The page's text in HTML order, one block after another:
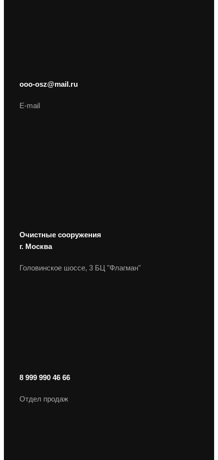
ooo-osz@mail.ru
E-mail
Очистные сооружения
г. Москва
Головинское шоссе, 3 БЦ "Флагман"
8 999 990 46 66
Отдел продаж